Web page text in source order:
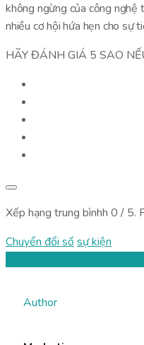
không ngừng của công nghệ
nhiều cơ hội hứa hẹn cho sự
HÃY ĐÁNH GIÁ 5 SAO
Xếp hạng trung bìnhh 0 / 5.
Chuyển đổi sốsự kiện
Author